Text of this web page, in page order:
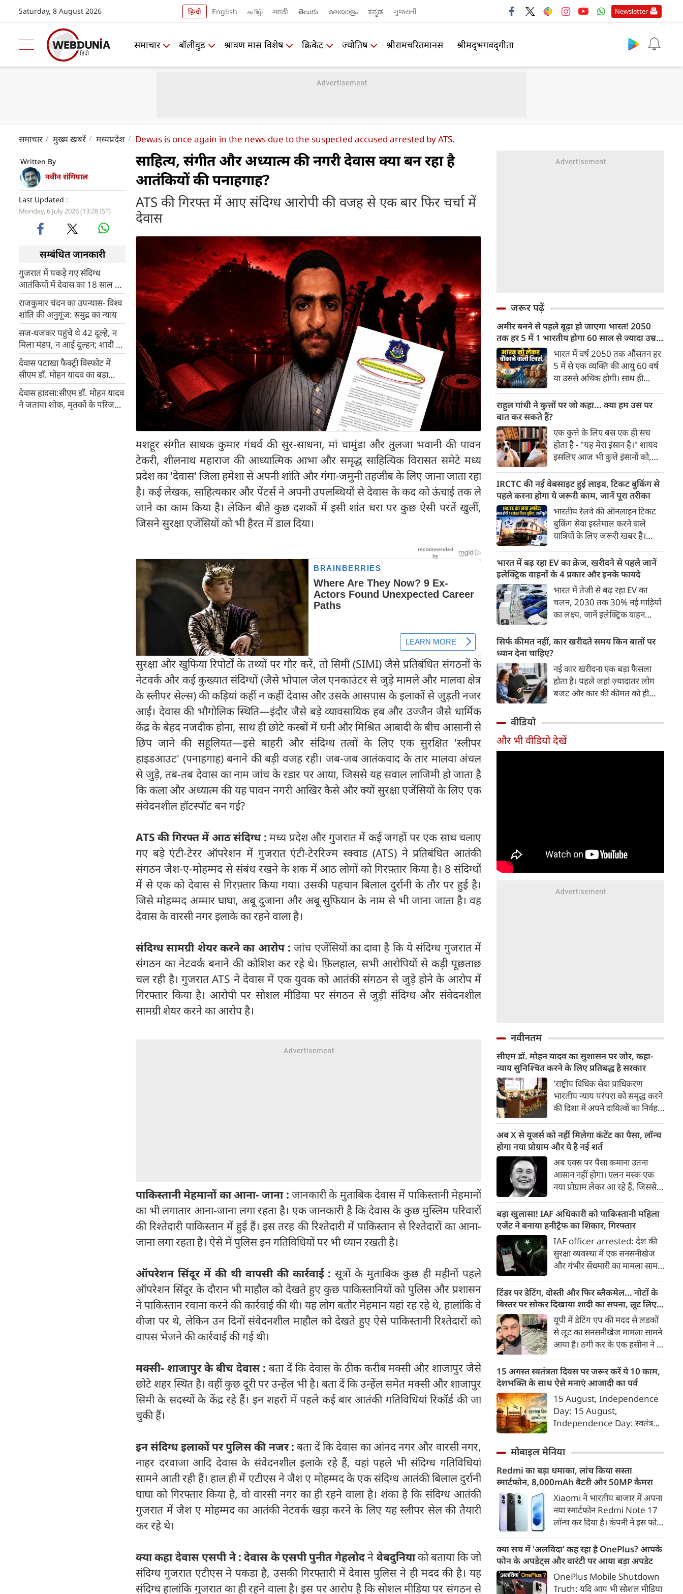
Saturday, 8 August 2026 हिन्दी English தமிழ் मराठी తెలుగు മലയാളം ಕನ್ನಡ ગુજરાતી Newsletter
समाचार बॉलीवुड श्रावण मास विशेष क्रिकेट ज्योतिष श्रीरामचरितमानस श्रीमद्‍भगवद्‍गीता
समाचार मुख्य ख़बरें मध्यप्रदेश Dewas is once again in the news due to the suspected accused arrested by ATS.
Written By
नवीन रांगियाल
Last Updated :
Monday, 6 July 2026 (13:28 IST)
सम्बंधित जानकारी
गुजरात में पकड़े गए संदिग्‍ध
आतंकियों में देवास का 18 साल का
बिलाल दुर्रानी घाघा भी, ATS इस
एंगल पर कर रही जांच
राजकुमार चंदन का उपन्यास- विश्व
शांति की अनुगूंज: समुद्र का न्याय
सज-धजकर पहुंचे थे 42 दूल्हे, न
मिला मंडप, न आई दुल्हन; शादी के
नाम पर MP में अनोखी महाठगी
देवास पटाखा फैक्ट्री विस्फोट में
सीएम डॉ. मोहन यादव का बड़ा
एक्शन, SDM, SDOP सहित
नायब तहसीलदार सस्पेंड
देवास हादसा:सीएम डॉ. मोहन यादव
ने जताया शोक, मृतकों के परिजनों
साहित्‍य, संगीत और अध्‍यात्‍म की नगरी देवास क्‍या बन रहा है
आतंकियों की पनाहगाह?
ATS की गिरफ्त में आए संदिग्‍ध आरोपी की वजह से एक बार फिर चर्चा में
देवास
मशहूर संगीत साधक कुमार गंधर्व की सुर-साधना, मां चामुंडा और तुलजा भवानी की पावन
टेकरी, शीलनाथ महाराज की आध्यात्मिक आभा और समृद्ध साहित्यिक विरासत समेटे मध्य
प्रदेश का 'देवास' जिला हमेशा से अपनी शांति और गंगा-जमुनी तहजीब के लिए जाना जाता रहा
है। कई लेखक, साहित्‍यकार और पेंटर्स ने अपनी उपलब्‍धियों से देवास के कद को ऊंचाई तक ले
जाने का काम किया है। लेकिन बीते कुछ दशकों में इसी शांत धरा पर कुछ ऐसी परतें खुलीं,
जिसने सुरक्षा एजेंसियों को भी हैरत में डाल दिया।
सुरक्षा और खुफिया रिपोर्टों के तथ्यों पर गौर करें, तो सिमी (SIMI) जैसे प्रतिबंधित संगठनों के
नेटवर्क और कई कुख्यात संदिग्धों (जैसे भोपाल जेल एनकाउंटर से जुड़े मामले और मालवा क्षेत्र
के स्लीपर सेल्स) की कड़ियां कहीं न कहीं देवास और उसके आसपास के इलाकों से जुड़ती नजर
आईं। देवास की भौगोलिक स्थिति—इंदौर जैसे बड़े व्यावसायिक हब और उज्जैन जैसे धार्मिक
केंद्र के बेहद नजदीक होना, साथ ही छोटे कस्बों में घनी और मिश्रित आबादी के बीच आसानी से
छिप जाने की सहूलियत—इसे बाहरी और संदिग्ध तत्वों के लिए एक सुरक्षित 'स्लीपर
हाइडआउट' (पनाहगाह) बनाने की बड़ी वजह रही। जब-जब आतंकवाद के तार मालवा अंचल
से जुड़े, तब-तब देवास का नाम जांच के रडार पर आया, जिससे यह सवाल लाजिमी हो जाता है
कि कला और अध्यात्म की यह पावन नगरी आखिर कैसे और क्यों सुरक्षा एजेंसियों के लिए एक
संवेदनशील हॉटस्पॉट बन गई?
ATS की गिरफ्त में आठ संदिग्‍ध : मध्य प्रदेश और गुजरात में कई जगहों पर एक साथ चलाए
गए बड़े एंटी-टेरर ऑपरेशन में गुजरात एंटी-टेररिज्म स्क्वाड (ATS) ने प्रतिबंधित आतंकी
संगठन जैश-ए-मोहम्मद से संबंध रखने के शक में आठ लोगों को गिरफ़्तार किया है। 8 संदिग्धों
में से एक को देवास से गिरफ़्तार किया गया। उसकी पहचान बिलाल दुर्रानी के तौर पर हुई है।
जिसे मोहम्मद अम्‍मार घाघा, अबू दुजाना और अबू सुफियान के नाम से भी जाना जाता है। वह
देवास के वारसी नगर इलाके का रहने वाला है।
संदिग्ध सामग्री शेयर करने का आरोप :जांच एजेंसियों का दावा है कि ये संदिग्ध गुजरात में
संगठन का नेटवर्क बनाने की कोशिश कर रहे थे। फ़िलहाल, सभी आरोपियों से कड़ी पूछताछ
चल रही है। गुजरात ATS ने देवास में एक युवक को आतंकी संगठन से जुड़े होने के आरोप में
गिरफ्तार किया है। आरोपी पर सोशल मीडिया पर संगठन से जुड़ी संदिग्ध और संवेदनशील
सामग्री शेयर करने का आरोप है।
पाकिस्‍तानी मेहमानों का आना- जाना : जानकारी के मुताबिक देवास में पाकिस्‍तानी मेहमानों
का भी लगातार आना-जाना लगा रहता है। एक जानकारी है कि देवास के कुछ मुस्‍लिम परिवारों
की रिश्‍तेदारी पाकिस्‍तान में हुई हैं। इस तरह की रिश्‍तेदारी में पाकिस्‍तान से रिश्‍तेदारों का आना-
जाना लगा रहता है। ऐसे में पुलिस इन गतिविधियों पर भी ध्‍यान रखती है।
ऑपरेशन सिंदूर में की थी वापसी की कार्रवाई :सूत्रों के मुताबिक कुछ ही महीनों पहले
ऑपरेशन सिंदूर के दौरान भी माहौल को देखते हुए कुछ पाकिस्‍तानियों को पुलिस और प्रशासन
ने पाकिस्‍तान रवाना करने की कार्रवाई की थी। यह लोग बतौर मेहमान यहां रह रहे थे, हालांकि वे
वीजा पर थे, लेकिन उन दिनों संवेदनशील माहौल को देखते हुए ऐसे पाकिस्‍तानी रिश्‍तेदारों को
वापस भेजने की कार्रवाई की गई थी।
मक्‍सी- शाजापुर के बीच देवास : बता दें कि देवास के ठीक करीब मक्‍सी और शाजापुर जैसे
छोटे शहर स्‍थित है। वहीं कुछ दूरी पर उन्‍हेंल भी है। बता दें कि उन्‍हेंल समेत मक्‍सी और शाजापुर
सिमी के सदस्‍यों के केंद्र रहे हैं। इन शहरों में पहले कई बार आतंकी गतिविधियां रिकॉर्ड की जा
चुकी हैं।
इन संदिग्‍ध इलाकों पर पुलिस की नजर:बता दें कि देवास का आंनद नगर और वारसी नगर,
नाहर दरवाजा आदि देवास के संवेदनशील इलाके रहे हैं, यहां पहले भी संदिग्‍ध गतिविधियां
सामने आती रही हैं। हाल ही में एटीएस ने जैश ए मोहम्मद के एक संदिग्ध आतंकी बिलाल दुर्रानी
घाघा को गिरफ्तार किया है, वो वारसी नगर का ही रहने वाला है। शंका है कि संदिग्ध आतंकी
गुजरात में जैश ए मोहम्मद का आतंकी नेटवर्क खड़ा करने के लिए यह स्लीपर सेल की तैयारी
कर रहे थे।
क्‍या कहा देवास एसपी ने : देवास के एसपी पुनीत गेहलोदने वेबदुनियाको बताया कि जो
संदिग्‍ध गुजरात एटीएस ने पकडा है, उसकी गिरफ्तारी में देवास पुलिस ने ही मदद की है। यह
संदिग्‍ध हालांकि गुजरात का ही रहने वाला है। इस पर आरोप है कि सोशल मीडिया पर संगठन से
जरूर पढ़ें
अमीर बनने से पहले बूढ़ा हो जाएगा भारत! 2050
तक हर 5 में 1 भारतीय होगा 60 साल से ज्यादा उम्र
का
भारत में वर्ष 2050 तक औसतन हर
5 में से एक व्यक्ति की आयु 60 वर्ष
या उससे अधिक होगी। साथ ही
भारत में रहेंगे। ‘ट्रांसफॉर्म रूरल
अनुसार भारत विकसित देशों के
विपरीत समृद्ध बनने से पहले ही वृद्ध
होती आबादी वाले देश की श्रेणी में
पहुंच रहा है।
राहुल गांधी ने कुत्तों पर जो कहा... क्या हम उस पर
बात कर सकते हैं?
एक कुत्ते के लिए बस एक ही सच
होता है - "यह मेरा इंसान है।" शायद
इसलिए आज भी कुत्ते इंसानों को,
भू-राजनीति से लेकर कृत्रिम
बुद्धिमत्ता, जलवायु परिवर्तन से लेकर
क्रिकेट तक हर विषय पर बहस कर
सकते हैं, तो उस जीव पर भी एक
गंभीर चर्चा बनती है जिसने किसी भी
सभ्यता से पहले इंसान का साथ चुना
था। दुर्भाग्य यह है कि आज कुत्तों के
बारे में हमारी राय पशु-चिकित्सकों,
व्यवहार वैज्ञानिकों या विशेषज्ञों से
कम... और व्हाट्सऐप यूनिवर्सिटी से
ज़्यादा बनती है।
IRCTC की नई वेबसाइट हुई लाइव, टिकट बुकिंग से
पहले करना होगा ये जरूरी काम, जानें पूरा तरीका
भारतीय रेलवे की ऑनलाइन टिकट
बुकिंग सेवा इस्तेमाल करने वाले
यात्रियों के लिए जरूरी खबर है।
वेबसाइट का बीटा वर्जन लॉन्च कर
दिया है। करीब 24 साल पुराने
इंटरफेस के बाद वेबसाइट को नए
डिजाइन और कई नए फीचर्स के साथ
अपडेट किया गया है।
भारत में बढ़ रहा EV का क्रेज, खरीदने से पहले जानें
इलेक्ट्रिक वाहनों के 4 प्रकार और इनके फायदे
भारत में तेजी से बढ़ रहा EV का
चलन, 2030 तक 30% नई गाड़ियों
का लक्ष्य, जानें इलेक्ट्रिक वाहन
200 अरब रुपए का मौका
सिर्फ कीमत नहीं, कार खरीदते समय किन बातों पर
ध्यान देना चाहिए?
नई कार खरीदना एक बड़ा फैसला
होता है। पहले जहां ज़्यादातर लोग
बजट और कार की कीमत को ही
खरीदते समय किन बातों पर ध्यान
देना चाहिए।
वीडियो
और भी वीडियो देखें
नवीनतम
सीएम डॉ. मोहन यादव का सुशासन पर जोर, कहा-
न्याय सुनिश्चित करने के लिए प्रतिबद्ध है सरकार
'राष्ट्रीय विधिक सेवा प्राधिकरण
भारतीय न्याय परंपरा को समृद्ध करने
की दिशा में अपने दायित्वों का निर्वहन
थीम, एक आवाज, सशक्त भविष्य,
गरिमा, समावेशन के माध्यम से न्याय
पहुंचना है। न्याय, स्वतंत्रता और
बंधुत्व को लोकतंत्र का आधार बनाया
गया है। मध्यस्थता के माध्यम से छोटे-
छोटे मामलों का निपटारा कर हम केस
पेंडेंसी जैसे गंभीर विषयों पर मंथन
कर रहे हैं। हमारे लिए न्याय की
अवधारणा पंच परमेश्नरों की परंपरा
रही है, जिन्होंने कभी समझाइश
देकर, कभी समझौतों से विवादों को
सहजता से सुलझाया है।
अब X से यूजर्स को नहीं मिलेगा कंटेंट का पैसा, लॉन्‍च
होगा नया प्रोग्राम और ये है नई शर्त
अब एक्‍स पर पैसा कमाना उतना
आसान नहीं होगा। एलन मस्‍क एक
नया प्रोग्राम लेकर आ रहे हैं, जिससे
सकेगा। इसके लिए बकायदा एक शर्त
रख दी गई है।
बड़ा खुलासा! IAF अधिकारी को पाकिस्तानी महिला
एजेंट ने बनाया हनीट्रैफ का शिकार, गिरफ्तार
IAF officer arrested: देश की
सुरक्षा व्यवस्था में एक सनसनीखेज
और गंभीर सेंधमारी का मामला सामने
एक सेवारत अधिकारी को पाकिस्तानी
खुफिया एजेंसी (ISI) की महिला
एजेंट के मोहपाश (हनीट्रैप) में फंसकर
गोपनीय सैन्य जानकारी साझा करने
के आरोप में पुलिस ने गिरफ्तार किया
है।
टिंडर पर डेटिंग, दोस्ती और फिर ब्लैकमेल... नोटों के
बिस्तर पर सोकर दिखाया शादी का सपना, लूट लिए 6
करोड़ रुपए
यूपी में डेटिंग एप की मदद से लडकों
से लूट का सनसनीखेज मामला सामने
आया है। ठगी कर के एक हसीना ने 6
को फंसाना, फिर धमकी देकर
ब्‍लेकमेल करना। इसके लिए बहुत
शातिर तरीके से ये हसीना लोगों को
अपने जाल में फंसाती थी।
15 अगस्त स्वतंत्रता दिवस पर जरूर करें ये 10 काम,
देशभक्ति के साथ ऐसे मनाएं आजादी का पर्व
15 August, Independence
Day: 15 August,
Independence Day: स्वतंत्रता
अवकाश नहीं, बल्कि उन शहीदों को
सम्मान करने का दिन है, जिन्होंने हमें
यह आजादी दी। इस दिन को सार्थक
बनाने के लिए हमें कुछ खास कार्य
जरूर करने चाहिए, जिससे हमारे
अंदर राष्ट्रभक्ति की भावना और भी
मोबाइल मेनिया
Redmi का बड़ा धमाका, लांच किया सस्ता
स्मार्टफोन, 8,000mAh बैटरी और 50MP कैमरा
Xiaomi ने भारतीय बाजार में अपना
नया स्मार्टफोन Redmi Note 17
लॉन्च कर दिया है। कंपनी ने इस फोन
डिस्प्ले, 8,000mAh की बड़ी बैटरी
और Qualcomm Snapdragon
चिपसेट के साथ पेश किया है। फोन में
50MP का मेन कैमरा दिया गया है।
क्या सच में 'अलविदा' कह रहा है OnePlus? आपके
फोन के अपडेट्स और वारंटी पर आया बड़ा अपडेट
OnePlus Mobile Shutdown
Truth: यदि आप भी सोशल मीडिया